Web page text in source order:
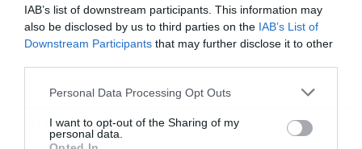
IAB’s list of downstream participants. This information may
also be disclosed by us to third parties on the IAB’s List of
Downstream Participants that may further disclose it to other
Personal Data Processing Opt Outs
I want to opt-out of the Sharing of my
personal data.
ΡΟΗ ΕΙΔΗΣΕΩΝ ΔΗΜΟΦΙΛΗ